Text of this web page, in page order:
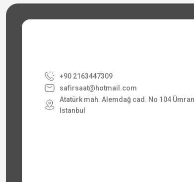
+90 2163447309
safirsaat@hotmail.com
Atatürk mah. Alemdağ cad. No 104
İstanbul